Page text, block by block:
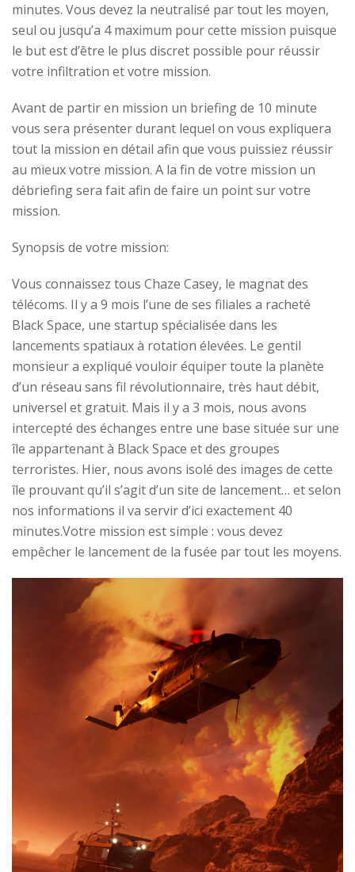
minutes. Vous devez la neutralisé par tout les moyen,
seul ou jusqu’a 4 maximum pour cette mission puisque
le but est d’être le plus discret possible pour réussir
votre infiltration et votre mission.
Avant de partir en mission un briefing de 10 minute
vous sera présenter durant lequel on vous expliquera
tout la mission en détail afin que vous puissiez réussir
au mieux votre mission. A la fin de votre mission un
débriefing sera fait afin de faire un point sur votre
mission.
Synopsis de votre mission:
Vous connaissez tous Chaze Casey, le magnat des
télécoms. Il y a 9 mois l’une de ses filiales a racheté
Black Space, une startup spécialisée dans les
lancements spatiaux à rotation élevées. Le gentil
monsieur a expliqué vouloir équiper toute la planète
d’un réseau sans fil révolutionnaire, très haut débit,
universel et gratuit. Mais il y a 3 mois, nous avons
intercepté des échanges entre une base située sur une
île appartenant à Black Space et des groupes
terroristes. Hier, nous avons isolé des images de cette
île prouvant qu’il s’agit d’un site de lancement… et selon
nos informations il va servir d’ici exactement 40
minutes.Votre mission est simple : vous devez
empêcher le lancement de la fusée par tout les moyens.